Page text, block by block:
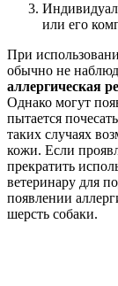
или его
При
обычно не
аллергическая
Однако могут
пытается
таких случаях
кожи. Если
прекратить
ветеринару для
появлении
шерсть собаки.